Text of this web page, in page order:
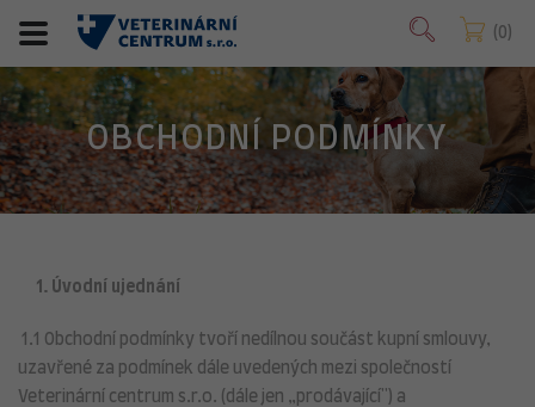
0
OBCHODNÍ PODMÍNKY
1. Úvodní ujednání
1.1 Obchodní podmínky tvoří nedílnou součást kupní smlouvy,
uzavřené za podmínek dále uvedených mezi společností
Veterinární centrum s.r.o. (dále jen „prodávající") a